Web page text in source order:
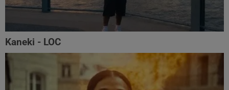
Kaneki - LOC